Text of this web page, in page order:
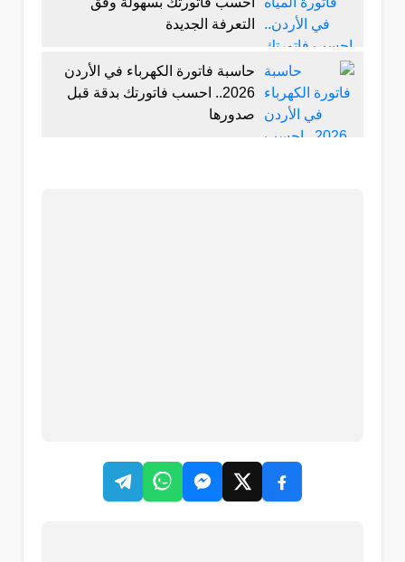
التعرفة الجديدة
حاسبة فاتورة الكهرباء في الأردن
2026.. احسب فاتورتك بدقة قبل
صدورها